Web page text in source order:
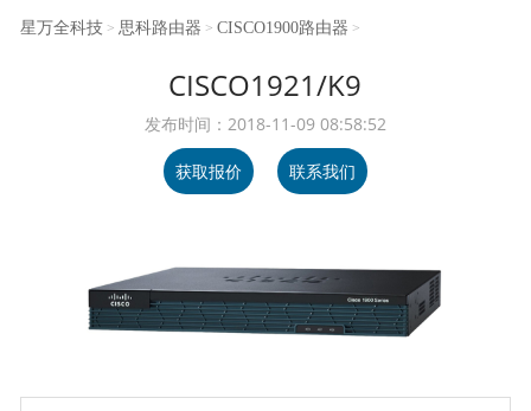
星万全科技 >思科路由器 >CISCO1900路由器 >
CISCO1921/K9
发布时间：2018-11-09 08:58:52
获取报价 联系我们